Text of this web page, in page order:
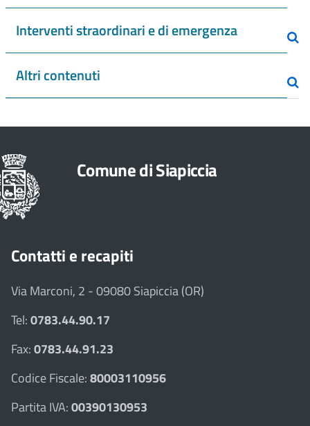
Interventi straordinari e di emergenza
Altri contenuti
Comune di Siapiccia
Contatti e recapiti
Via Marconi, 2 - 09080 Siapiccia (OR)
Tel:0783.44.90.17
Fax:0783.44.91.23
Codice Fiscale:80003110956
Partita IVA:00390130953